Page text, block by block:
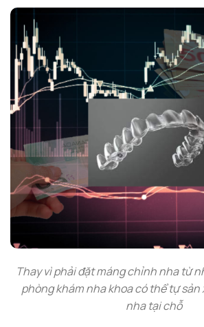
Thay vì phải đặt máng chỉnh nha từ
phòng khám nha khoa có thể tự
nha tại chỗ